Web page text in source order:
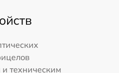
техническим